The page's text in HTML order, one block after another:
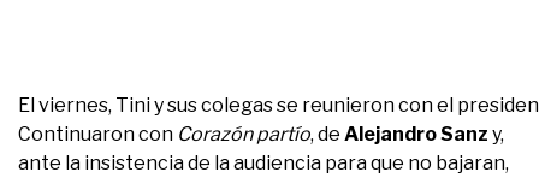
El viernes, Tini y sus colegas se reunieron con el
Continuaron con Corazón partío, de Alejandro Sanz y,
ante la insistencia de la audiencia para que no bajaran,